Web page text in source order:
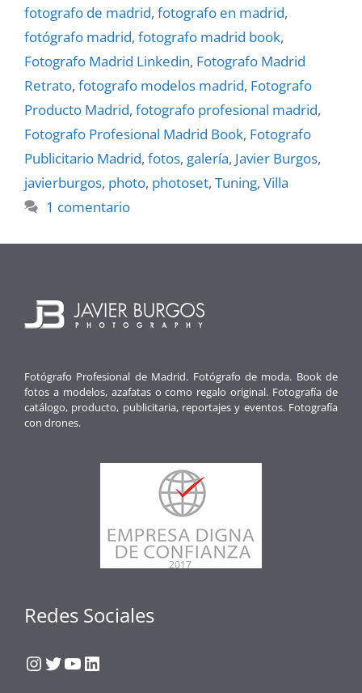
fotografo de madrid, fotografo en madrid,
fotógrafo madrid, fotografo madrid book,
Fotografo Madrid Linkedin, Fotografo Madrid
Retrato, fotografo modelos madrid, Fotografo
Producto Madrid, fotografo profesional madrid,
Fotografo Profesional Madrid Book, Fotografo
Publicitario Madrid, fotos, galerí­a, Javier Burgos,
javierburgos, photo, photoset, Tuning, Villa
1 comentario
Fotógrafo Profesional de Madrid. Fotógrafo de moda. Book de
fotos a modelos, azafatas o como regalo original. Fotografía de
catálogo, producto, publicitaria, reportajes y eventos. Fotografía
con drones.
Redes Sociales
Instagram
Twitter
YouTube
LinkedIn